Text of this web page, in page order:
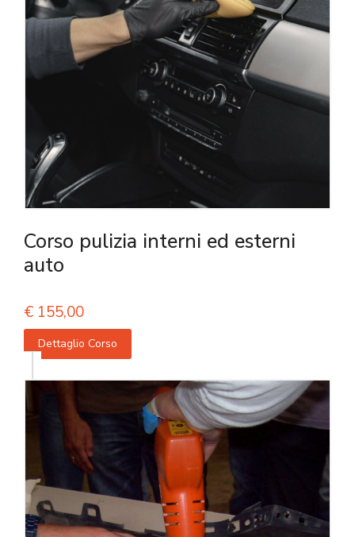
Corso pulizia interni ed esterni
auto
€ 155,00
Dettaglio Corso